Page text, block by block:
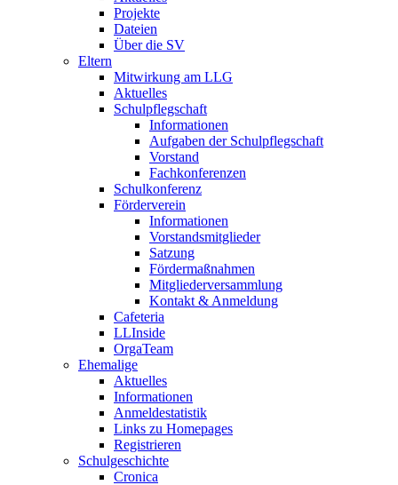
Projekte
Dateien
Über die SV
Eltern
Mitwirkung am LLG
Aktuelles
Schulpflegschaft
Informationen
Aufgaben der Schulpflegschaft
Vorstand
Fachkonferenzen
Schulkonferenz
Förderverein
Informationen
Vorstandsmitglieder
Satzung
Fördermaßnahmen
Mitgliederversammlung
Kontakt & Anmeldung
Cafeteria
LLInside
OrgaTeam
Ehemalige
Aktuelles
Informationen
Anmeldestatistik
Links zu Homepages
Registrieren
Schulgeschichte
Cronica